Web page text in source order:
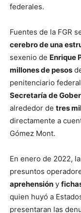
federales.
Fuentes de la FGR
cerebro de una
sexenio de Enrique
millones de pesos
penitenciario
Secretaría de
alrededor de tres
directamente a
Gómez Mont.
En enero de 2022,
presuntos
aprehensión y
quien huyó a
presentaran las